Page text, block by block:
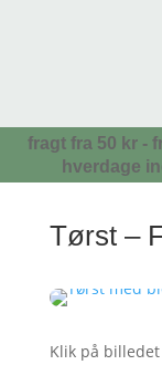
fragt fra 50 kr -
hverdage
Tørst –
Klik på